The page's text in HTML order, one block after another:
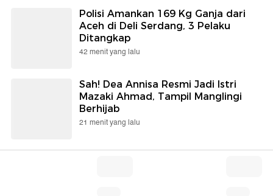
Polisi Amankan 169 Kg Ganja dari
Aceh di Deli Serdang, 3 Pelaku
Ditangkap
42 menit yang lalu
Sah! Dea Annisa Resmi Jadi Istri
Mazaki Ahmad, Tampil Manglingi
Berhijab
21 menit yang lalu